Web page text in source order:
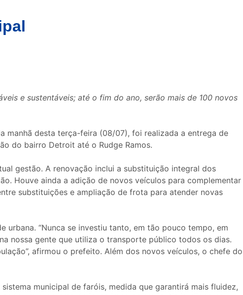
e sustentáveis; até o fim do ano, serão mais de 100 novos
manhã desta terça-feira (08/07), foi realizada a entrega de
do bairro Detroit até o Rudge Ramos.
gestão. A renovação inclui a substituição integral dos
Houve ainda a adição de novos veículos para complementar
substituições e ampliação de frota para atender novas
“Nunca se investiu tanto, em tão pouco tempo, em
nossa gente que utiliza o transporte público todos os dias.
afirmou o prefeito. Além dos novos veículos, o chefe do
municipal de faróis, medida que garantirá mais fluidez,